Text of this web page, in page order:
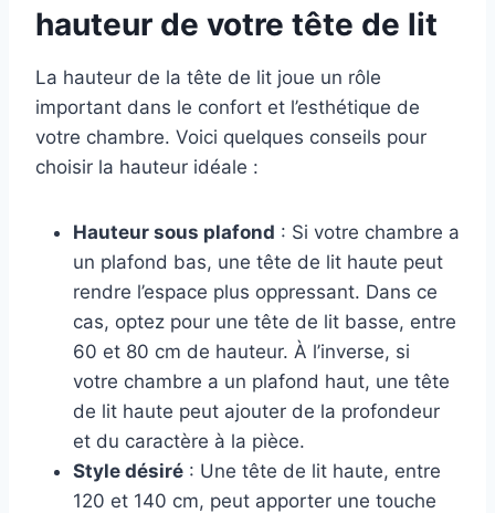
hauteur de votre tête de lit
La hauteur de la tête de lit joue un rôle
important dans le confort et l’esthétique de
votre chambre. Voici quelques conseils pour
choisir la hauteur idéale :
Hauteur sous plafond : Si votre chambre a
un plafond bas, une tête de lit haute peut
rendre l’espace plus oppressant. Dans ce
cas, optez pour une tête de lit basse, entre
60 et 80 cm de hauteur. À l’inverse, si
votre chambre a un plafond haut, une tête
de lit haute peut ajouter de la profondeur
et du caractère à la pièce.
Style désiré : Une tête de lit haute, entre
120 et 140 cm, peut apporter une touche